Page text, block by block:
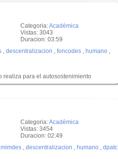
Categoria:Académica
Vistas: 3043
Duracion: 03:59
, descentralizacion , foncodes , humano ,
realiza para el autosostenimiento
Categoria:Académica
Vistas: 3454
Duracion: 02:49
mimdes , descentralizacion , humano , dpatc